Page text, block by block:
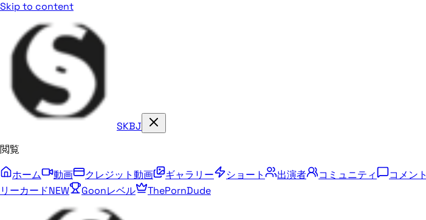
Skip to content
SKBJ
閲覧
ホーム
動画 クレジット動画 ギャラリー ショート 出演者 コミュニティ コメント
リーカードNEW Goonレベル ThePornDude